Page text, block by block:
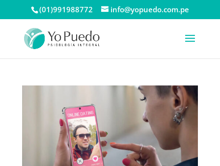
(01)991988772 info@yopuedo.com.pe